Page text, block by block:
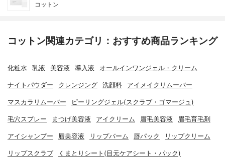
コットン
コットン関連カテゴリ：おすすめ商品ランキング
化粧水 乳液 美容液 導入液 オールインワンジェル・クリーム
ナイトパウダー クレンジング 洗顔料 アイメイクリムーバー
マスカラリムーバー ピーリングジェル(スクラブ・ゴマージュ)
毛穴スプレー まつげ美容液 アイクリーム 眉毛美容液 眉毛育毛剤
アイシャンプー 唇美容液 リップバーム 唇パック リップクリーム
リップスクラブ くまとりシート(目元ケアシート・パック)